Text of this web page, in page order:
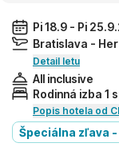
Pi 18.9 - Pi
Bratislava -
Detail letu
All inclusive
Rodinná izba 1
Popis hotela od
Špeciálna zľava -